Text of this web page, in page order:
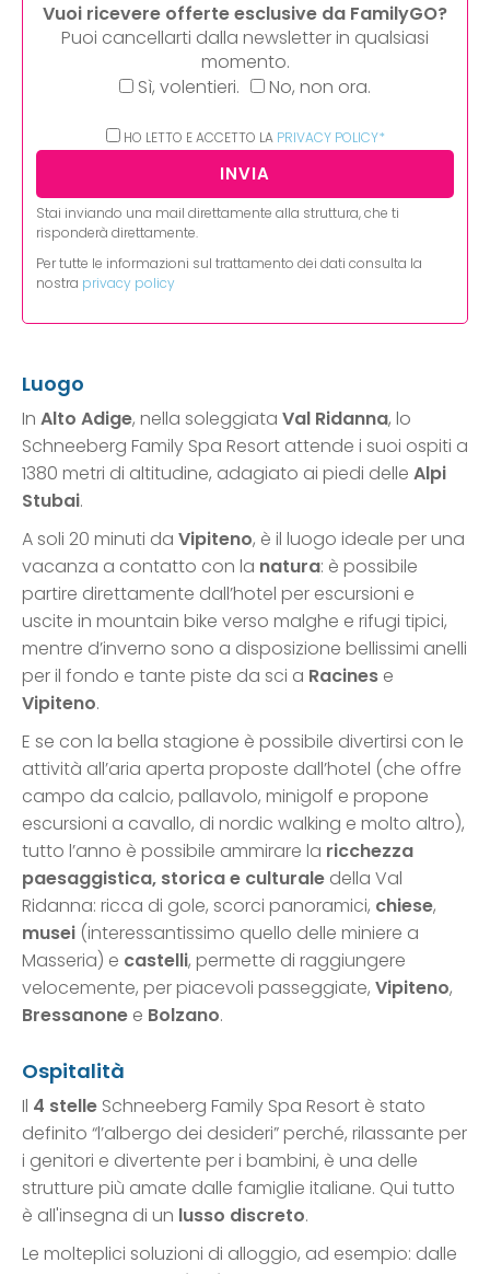
Vuoi ricevere offerte esclusive da FamilyGO?
Puoi cancellarti dalla newsletter in qualsiasi
momento.
Sì, volentieri.
No, non ora.
HO LETTO E ACCETTO LA PRIVACY POLICY*
Stai inviando una mail direttamente alla struttura, che ti
risponderà direttamente.
Per tutte le informazioni sul trattamento dei dati consulta la
nostra privacy policy
Luogo
In Alto Adige, nella soleggiata Val Ridanna, lo
Schneeberg Family Spa Resort attende i suoi ospiti a
1380 metri di altitudine, adagiato ai piedi delle Alpi
Stubai.
A soli 20 minuti da Vipiteno, è il luogo ideale per una
vacanza a contatto con la natura: è possibile
partire direttamente dall’hotel per escursioni e
uscite in mountain bike verso malghe e rifugi tipici,
mentre d’inverno sono a disposizione bellissimi anelli
per il fondo e tante piste da sci a Racines e
Vipiteno.
E se con la bella stagione è possibile divertirsi con le
attività all’aria aperta proposte dall’hotel (che offre
campo da calcio, pallavolo, minigolf e propone
escursioni a cavallo, di nordic walking e molto altro),
tutto l’anno è possibile ammirare la ricchezza
paesaggistica, storica e culturale della Val
Ridanna: ricca di gole, scorci panoramici, chiese,
musei (interessantissimo quello delle miniere a
Masseria) e castelli, permette di raggiungere
velocemente, per piacevoli passeggiate, Vipiteno,
Bressanone e Bolzano.
Ospitalità
Il 4 stelle Schneeberg Family Spa Resort è stato
definito “l’albergo dei desideri” perché, rilassante per
i genitori e divertente per i bambini, è una delle
strutture più amate dalle famiglie italiane. Qui tutto
è all'insegna di un lusso discreto.
Le molteplici soluzioni di alloggio, ad esempio: dalle